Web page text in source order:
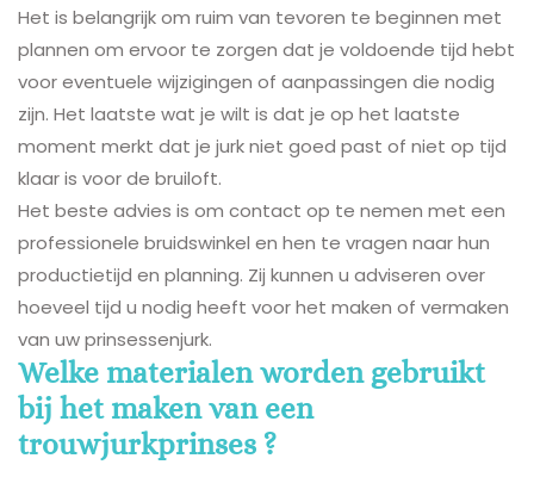
Het is belangrijk om ruim van tevoren te beginnen met
plannen om ervoor te zorgen dat je voldoende tijd hebt
voor eventuele wijzigingen of aanpassingen die nodig
zijn. Het laatste wat je wilt is dat je op het laatste
moment merkt dat je jurk niet goed past of niet op tijd
klaar is voor de bruiloft.
Het beste advies is om contact op te nemen met een
professionele bruidswinkel en hen te vragen naar hun
productietijd en planning. Zij kunnen u adviseren over
hoeveel tijd u nodig heeft voor het maken of vermaken
van uw prinsessenjurk.
Welke materialen worden gebruikt
bij het maken van een
trouwjurkprinses ?